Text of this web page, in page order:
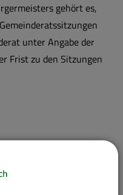
gehört es,
unter Angabe der
Frist zu den Sitzungen